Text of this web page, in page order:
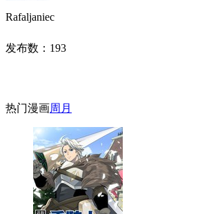
Rafaljaniec
发布数： 193
热门漫画周 月